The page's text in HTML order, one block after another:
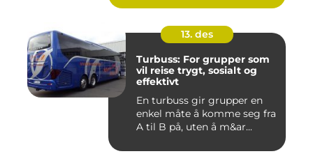
13. des
Turbuss: For grupper som
vil reise trygt, sosialt og
effektivt
En turbuss gir grupper en
enkel måte å komme seg fra
A til B på, uten å m&ar...